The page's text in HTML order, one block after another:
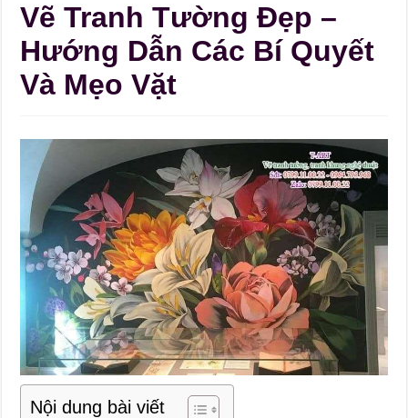
Vẽ Tranh Tường Đẹp –
Hướng Dẫn Các Bí Quyết
Và Mẹo Vặt
Nội dung bài viết